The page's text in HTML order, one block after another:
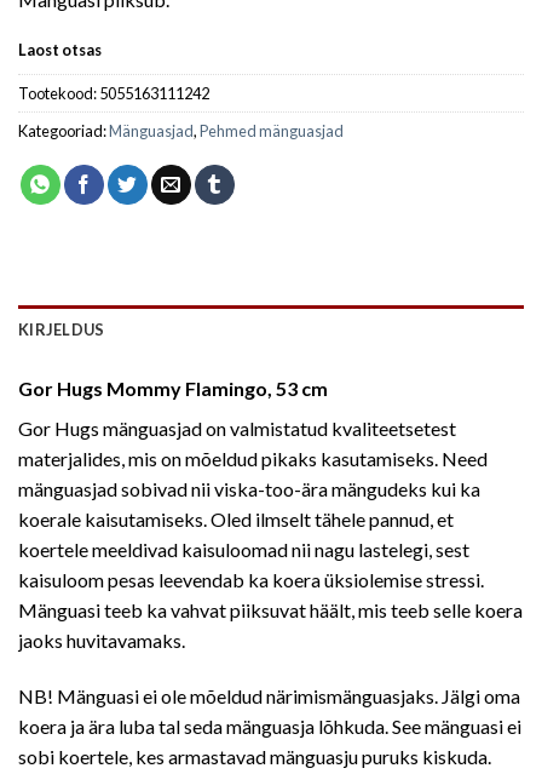
Laost otsas
Tootekood:5055163111242
Kategooriad:Mänguasjad,Pehmed mänguasjad
KIRJELDUS
Gor Hugs Mommy Flamingo, 53 cm
Gor Hugs mänguasjad on valmistatud kvaliteetsetest
materjalides, mis on mõeldud pikaks kasutamiseks. Need
mänguasjad sobivad nii viska-too-ära mängudeks kui ka
koerale kaisutamiseks. Oled ilmselt tähele pannud, et
koertele meeldivad kaisuloomad nii nagu lastelegi, sest
kaisuloom pesas leevendab ka koera üksiolemise stressi.
Mänguasi teeb ka vahvat piiksuvat häält, mis teeb selle koera
jaoks huvitavamaks.
NB! Mänguasi ei ole mõeldud närimismänguasjaks. Jälgi oma
koera ja ära luba tal seda mänguasja lõhkuda. See mänguasi ei
sobi koertele, kes armastavad mänguasju puruks kiskuda.